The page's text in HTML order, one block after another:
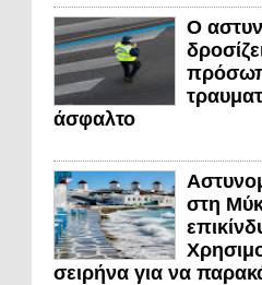
Ο
άσφαλτο
στη
σειρήνα για να